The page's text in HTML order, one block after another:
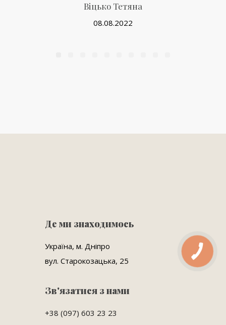
Віцько Тетяна
08.08.2022
Де ми знаходимось
Україна, м. Дніпро
вул. Старокозацька, 25
Зв'язатися з нами
+38 (097) 603 23 23